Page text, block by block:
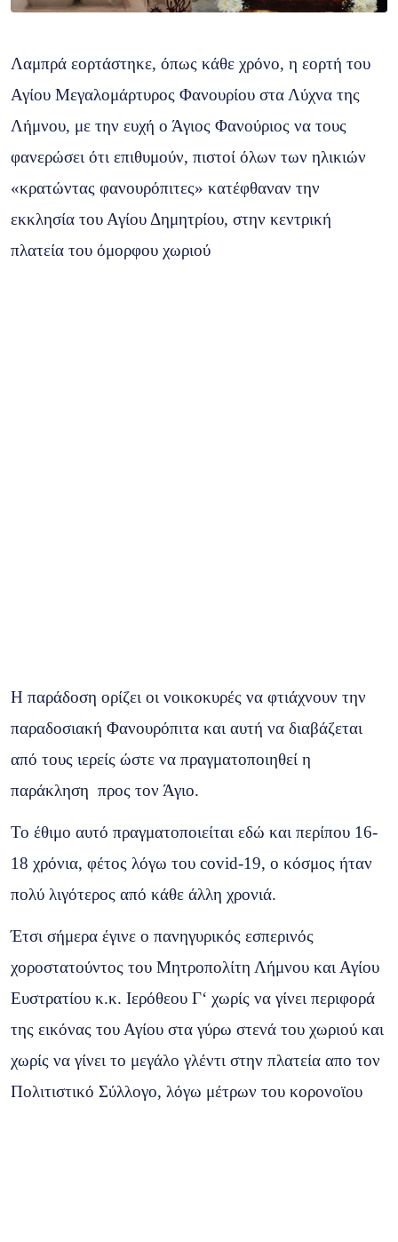
Λαμπρά εορτάστηκε, όπως κάθε χρόνο, η εορτή του
Αγίου Μεγαλομάρτυρος Φανουρίου στα Λύχνα της
Λήμνου, με την ευχή ο Άγιος Φανούριος να τους
φανερώσει ότι επιθυμούν, πιστοί όλων των ηλικιών
«κρατώντας φανουρόπιτες» κατέφθαναν την
εκκλησία του Αγίου Δημητρίου, στην κεντρική
πλατεία του όμορφου χωριού
Η παράδοση ορίζει οι νοικοκυρές να φτιάχνουν την
παραδοσιακή Φανουρόπιτα και αυτή να διαβάζεται
από τους ιερείς ώστε να πραγματοποιηθεί η
παράκληση προς τον Άγιο.
Το έθιμο αυτό πραγματοποιείται εδώ και περίπου 16-
18 χρόνια, φέτος λόγω του covid-19, ο κόσμος ήταν
πολύ λιγότερος από κάθε άλλη χρονιά.
Έτσι σήμερα έγινε ο πανηγυρικός εσπερινός
χοροστατούντος του Μητροπολίτη Λήμνου και Αγίου
Ευστρατίου κ.κ. Ιερόθεου Γ‘ χωρίς να γίνει περιφορά
της εικόνας του Αγίου στα γύρω στενά του χωριού και
χωρίς να γίνει το μεγάλο γλέντι στην πλατεία απο τον
Πολιτιστικό Σύλλογο, λόγω μέτρων του κορονοϊου